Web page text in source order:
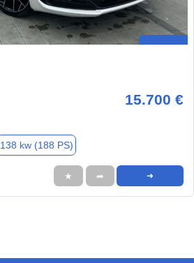
15.700 €
138 kw (188 PS)
★ ➦ ➜